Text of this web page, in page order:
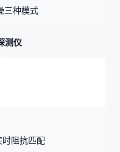
三种模式
测仪
阻抗匹配